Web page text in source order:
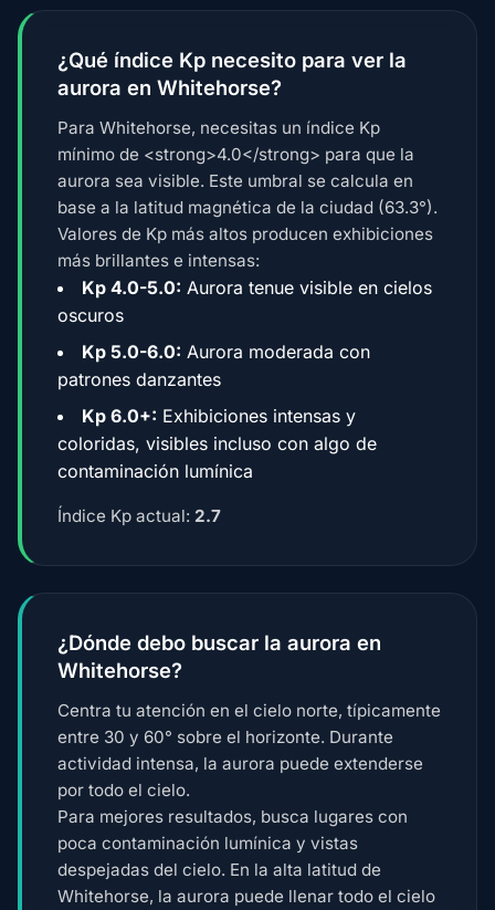
¿Qué índice Kp necesito para ver la
aurora en Whitehorse?
Para Whitehorse, necesitas un índice Kp
mínimo de <strong>4.0</strong> para que la
aurora sea visible. Este umbral se calcula en
base a la latitud magnética de la ciudad (63.3°).
Valores de Kp más altos producen exhibiciones
más brillantes e intensas:
Kp 4.0-5.0: Aurora tenue visible en cielos
oscuros
Kp 5.0-6.0: Aurora moderada con
patrones danzantes
Kp 6.0+: Exhibiciones intensas y
coloridas, visibles incluso con algo de
contaminación lumínica
Índice Kp actual: 2.7
¿Dónde debo buscar la aurora en
Whitehorse?
Centra tu atención en el cielo norte, típicamente
entre 30 y 60° sobre el horizonte. Durante
actividad intensa, la aurora puede extenderse
por todo el cielo.
Para mejores resultados, busca lugares con
poca contaminación lumínica y vistas
despejadas del cielo. En la alta latitud de
Whitehorse, la aurora puede llenar todo el cielo